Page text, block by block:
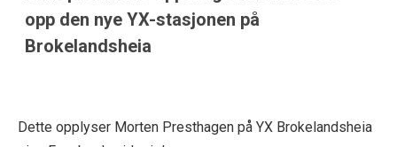
opp den nye YX-stasjonen på
Brokelandsheia
Dette opplyser Morten Presthagen på YX Brokelandsheia